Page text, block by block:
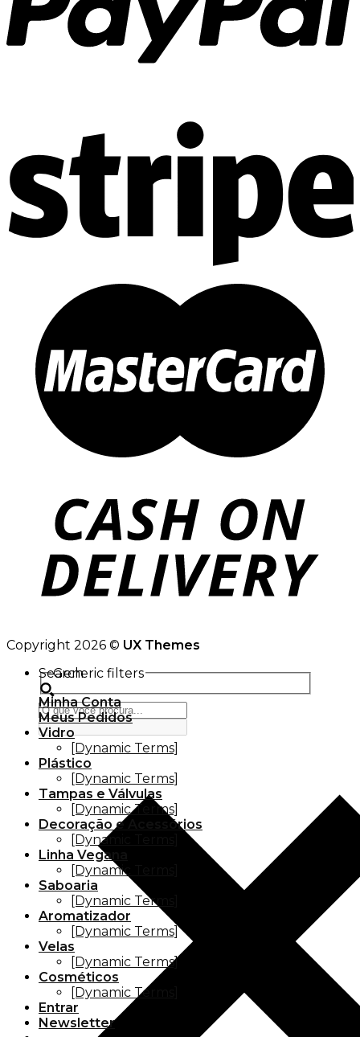
Copyright 2026 © UX Themes
Search
Generic filters
Minha Conta
Meus Pedidos
Vidro
[Dynamic Terms]
Plástico
[Dynamic Terms]
Tampas e Válvulas
[Dynamic Terms]
Decoração e Acessórios
[Dynamic Terms]
Linha Vegana
[Dynamic Terms]
Saboaria
[Dynamic Terms]
Aromatizador
[Dynamic Terms]
Velas
[Dynamic Terms]
Cosméticos
[Dynamic Terms]
Entrar
Newsletter